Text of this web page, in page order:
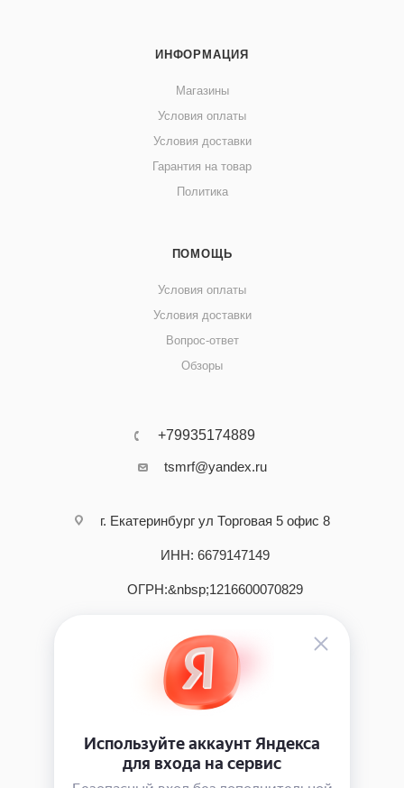
ИНФОРМАЦИЯ
Магазины
Условия оплаты
Условия доставки
Гарантия на товар
Политика
ПОМОЩЬ
Условия оплаты
Условия доставки
Вопрос-ответ
Обзоры
+79935174889
tsmrf@yandex.ru
г. Екатеринбург ул Торговая 5 офис 8
ИНН: 6679147149
ОГРН:&nbsp;1216600070829
2026 © интернет - магазин инструмента